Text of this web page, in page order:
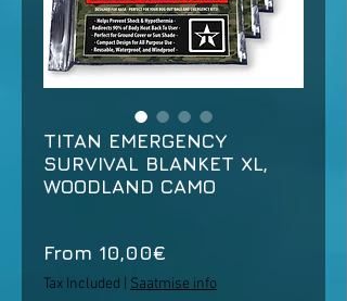
TITAN EMERGENCY
SURVIVAL BLANKET XL,
WOODLAND CAMO
From 10,00€
Price
Tax Included Saatmise info